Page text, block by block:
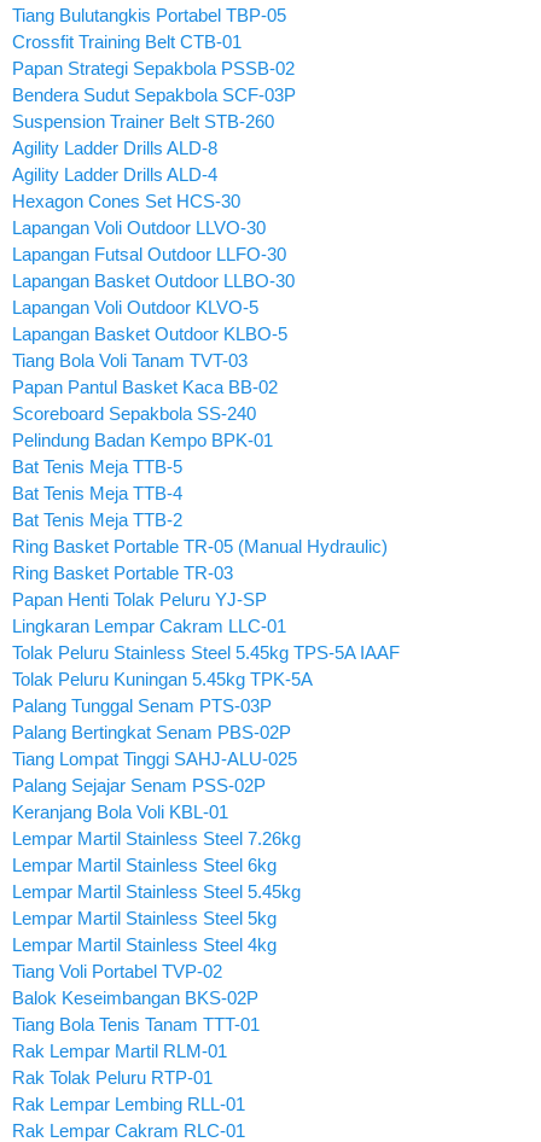
Tiang Bulutangkis Portabel TBP-05
Crossfit Training Belt CTB-01
Papan Strategi Sepakbola PSSB-02
Bendera Sudut Sepakbola SCF-03P
Suspension Trainer Belt STB-260
Agility Ladder Drills ALD-8
Agility Ladder Drills ALD-4
Hexagon Cones Set HCS-30
Lapangan Voli Outdoor LLVO-30
Lapangan Futsal Outdoor LLFO-30
Lapangan Basket Outdoor LLBO-30
Lapangan Voli Outdoor KLVO-5
Lapangan Basket Outdoor KLBO-5
Tiang Bola Voli Tanam TVT-03
Papan Pantul Basket Kaca BB-02
Scoreboard Sepakbola SS-240
Pelindung Badan Kempo BPK-01
Bat Tenis Meja TTB-5
Bat Tenis Meja TTB-4
Bat Tenis Meja TTB-2
Ring Basket Portable TR-05 (Manual Hydraulic)
Ring Basket Portable TR-03
Papan Henti Tolak Peluru YJ-SP
Lingkaran Lempar Cakram LLC-01
Tolak Peluru Stainless Steel 5.45kg TPS-5A IAAF
Tolak Peluru Kuningan 5.45kg TPK-5A
Palang Tunggal Senam PTS-03P
Palang Bertingkat Senam PBS-02P
Tiang Lompat Tinggi SAHJ-ALU-025
Palang Sejajar Senam PSS-02P
Keranjang Bola Voli KBL-01
Lempar Martil Stainless Steel 7.26kg
Lempar Martil Stainless Steel 6kg
Lempar Martil Stainless Steel 5.45kg
Lempar Martil Stainless Steel 5kg
Lempar Martil Stainless Steel 4kg
Tiang Voli Portabel TVP-02
Balok Keseimbangan BKS-02P
Tiang Bola Tenis Tanam TTT-01
Rak Lempar Martil RLM-01
Rak Tolak Peluru RTP-01
Rak Lempar Lembing RLL-01
Rak Lempar Cakram RLC-01